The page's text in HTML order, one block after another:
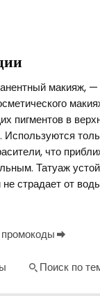
макияж, —
пигментов в
что
Татуаж
не страдает от
Поиск по